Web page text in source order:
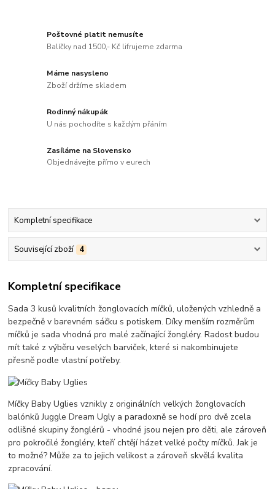
Poštovné platit nemusíte
Balíčky nad 1500,- Kč lifrujeme zdarma
Máme nasysleno
Zboží držíme skladem
Rodinný nákupák
U nás pochodíte s každým přáním
Zasíláme na Slovensko
Objednávejte přímo v eurech
Kompletní specifikace
Související zboží 4
Kompletní specifikace
Sada 3 kusů kvalitních žonglovacích míčků, uložených vzhledně a
bezpečně v barevném sáčku s potiskem. Díky menším rozměrům
míčků je sada vhodná pro malé začínající žongléry. Radost budou
mít také z výběru veselých barviček, které si nakombinujete
přesně podle vlastní potřeby.
Míčky Baby Uglies vznikly z originálních velkých žonglovacích
balónků Juggle Dream Ugly a paradoxně se hodí pro dvě zcela
odlišné skupiny žonglérů - vhodné jsou nejen pro děti, ale zároveň
pro pokročilé žongléry, kteří chtějí házet velké počty míčků. Jak je
to možné? Může za to jejich velikost a zároveň skvělá kvalita
zpracování.